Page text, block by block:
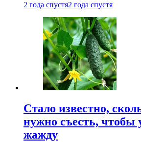
2 года спустя2 года спустя
Стало известно,
нужно съесть, чтобы
жажду